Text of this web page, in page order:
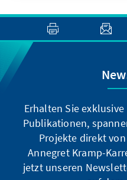
Erhalten Sie
Publikationen,
Projekte direkt
Annegret Kramp-
jetzt unseren